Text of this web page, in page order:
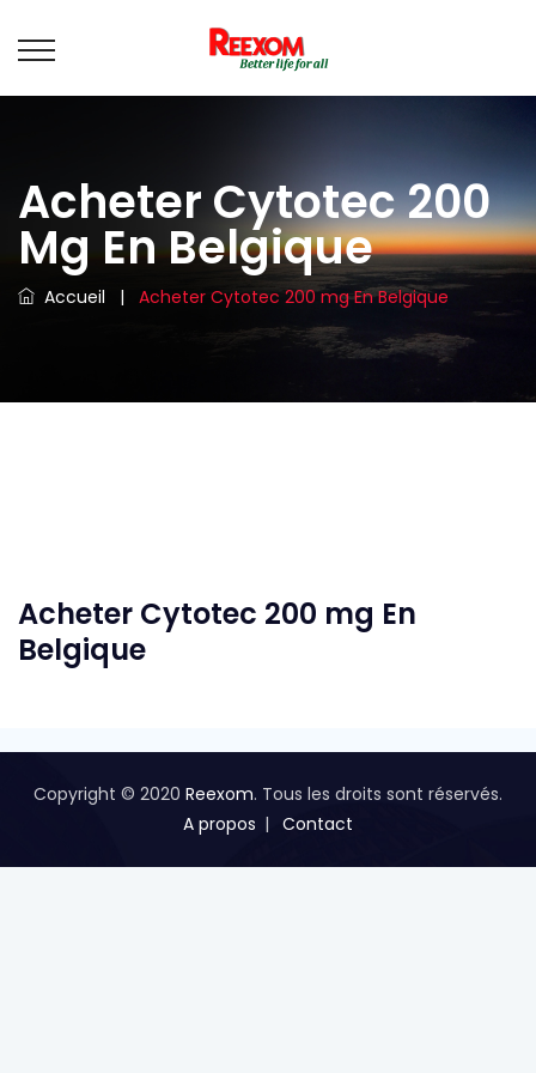
Acheter Cytotec 200
Mg En Belgique
Accueil | Acheter Cytotec 200 mg En Belgique
Acheter Cytotec 200 mg En
Belgique
Copyright © 2020 Reexom. Tous les droits sont réservés.
A propos
Contact